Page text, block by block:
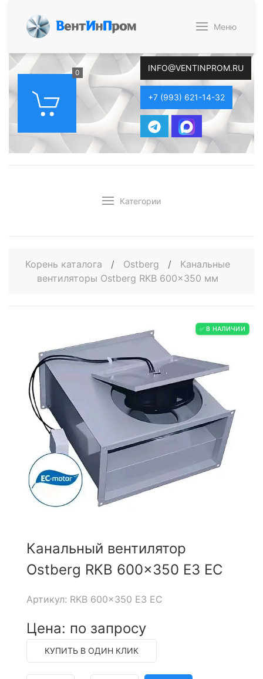
ВентИнПром Меню
0 INFO@VENTINPROM.RU
+7 (993) 621-14-32
Категории
Корень каталога / Ostberg /
Канальные
вентиляторы Ostberg RKB 600x350 мм
✅ В НАЛИЧИИ
Канальный вентилятор
Ostberg RKB 600x350 E3 EC
Артикул: RKB 600x350 E3 EC
Цена: по запросу
КУПИТЬ В ОДИН КЛИК